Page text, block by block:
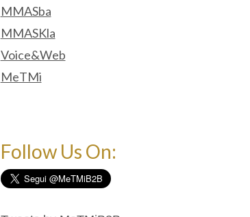
MMASba
MMASKla
Voice&Web
MeTMi
Follow Us On: